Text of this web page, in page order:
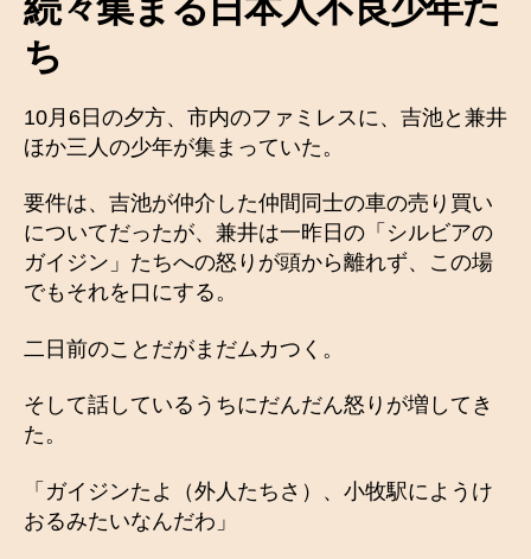
ち
10月6日の夕方、市内のファミレスに、吉池と兼井
ほか三人の少年が集まっていた。
要件は、吉池が仲介した仲間同士の車の売り買い
についてだったが、兼井は一昨日の「シルビアの
ガイジン」たちへの怒りが頭から離れず、この場
でもそれを口にする。
二日前のことだがまだムカつく。
そして話しているうちにだんだん怒りが増してき
た。
「ガイジンたよ（外人たちさ）、小牧駅にようけ
おるみたいなんだわ」